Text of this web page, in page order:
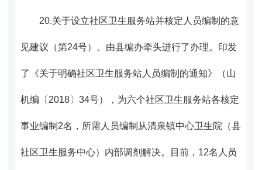
20.关于设立社区卫生服务站并核定人员编制的意
见建议（第24号）。 由县编办牵头进行了办理。印发
了《关于明确社区卫生服务站人员编制的通知》（山
机编〔2018〕34号），为六个社区卫生服务站各核定
事业编制2名，所需人员编制从清泉镇中心卫生院（县
社区卫生服务中心）内部调剂解决。目前，12名人员